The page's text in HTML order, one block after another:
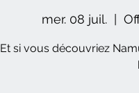
mer. 08 juil.
  |
Et si vous découvriez